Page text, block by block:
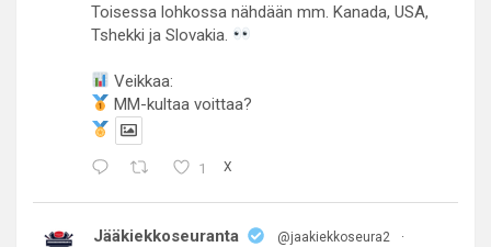
Toisessa lohkossa nähdään mm. Kanada, USA,
Tshekki ja Slovakia.
Veikkaa:
MM-kultaa voittaa?
1 X
Jääkiekkoseuranta @jaakiekkoseura2
·